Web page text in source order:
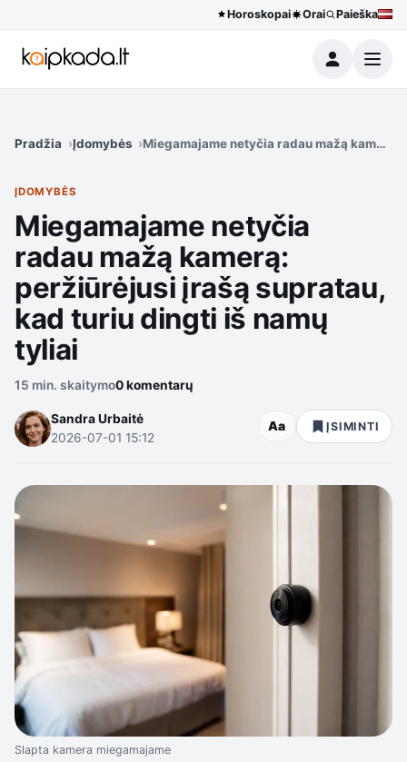
Horoskopai Orai Paieška
Meniu
Pradžia Įdomybės Miegamajame netyčia radau mažą
ĮDOMYBĖS
Miegamajame netyčia
radau mažą kamerą:
peržiūrėjusi įrašą supratau,
kad turiu dingti iš namų
tyliai
15 min. skaitymo0 komentarų
Sandra Urbaitė
2026-07-01 15:12
Aa ĮSIMINTI
Slapta kamera miegamajame